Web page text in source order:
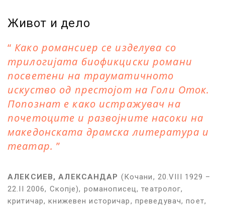
Живот и дело
Како романсиер се изделува со
трилогијата биофикциски романи
посветени на трауматичното
искуство од престојот на Голи Оток.
Попознат е како истражувач на
почетоците и развојните насоки на
македонската драмска литература и
театар.
АЛЕКСИЕВ,АЛЕКСАНДАР (Кочани, 20.VIII 1929 –
22.II 2006, Скопје), романописец, театролог,
критичар, книжевен историчар, преведувач, поет,